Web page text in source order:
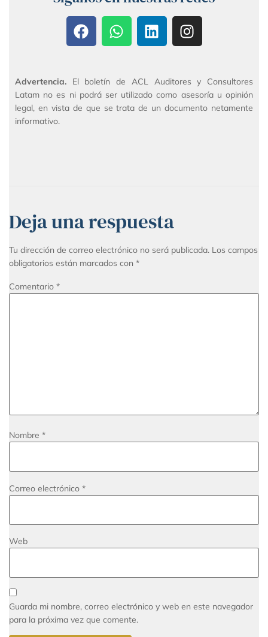
Advertencia. El boletín de ACL Auditores y Consultores
Latam no es ni podrá ser utilizado como asesoría u opinión
legal, en vista de que se trata de un documento netamente
informativo.
Deja una respuesta
Tu dirección de correo electrónico no será publicada. Los campos
obligatorios están marcados con *
Comentario *
Nombre *
Correo electrónico *
Web
Guarda mi nombre, correo electrónico y web en este navegador
para la próxima vez que comente.